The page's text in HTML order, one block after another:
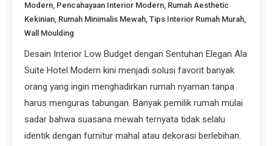
Modern, Pencahayaan Interior Modern, Rumah Aesthetic
Kekinian, Rumah Minimalis Mewah,Tips Interior Rumah Murah,
Wall Moulding
Desain Interior Low Budget dengan Sentuhan Elegan Ala
Suite Hotel Modern kini menjadi solusi favorit banyak
orang yang ingin menghadirkan rumah nyaman tanpa
harus menguras tabungan. Banyak pemilik rumah mulai
sadar bahwa suasana mewah ternyata tidak selalu
identik dengan furnitur mahal atau dekorasi berlebihan.